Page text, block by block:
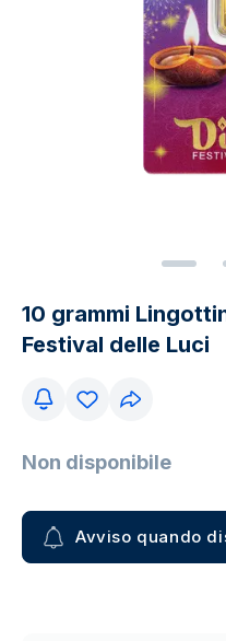
10 grammi
Festival delle Luci
Non disponibile
Avviso quando